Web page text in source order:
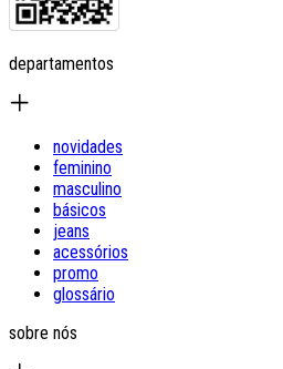
departamentos
novidades
feminino
masculino
básicos
jeans
acessórios
promo
glossário
sobre nós